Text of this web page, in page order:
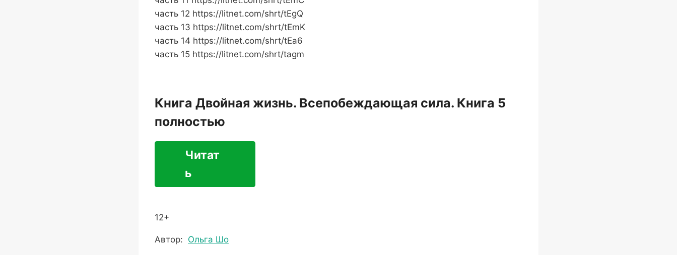
часть 12 https://litnet.com/shrt/tEgQ
часть 13 https://litnet.com/shrt/tEmK
часть 14 https://litnet.com/shrt/tEa6
часть 15 https://litnet.com/shrt/tagm
Книга Двойная жизнь. Всепобеждающая сила. Книга 5
полностью
Читат
ь
12+
Метки
Автор: Ольга Шо